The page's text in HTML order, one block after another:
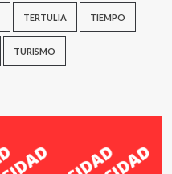
TERTULIA TIEMPO
TURISMO